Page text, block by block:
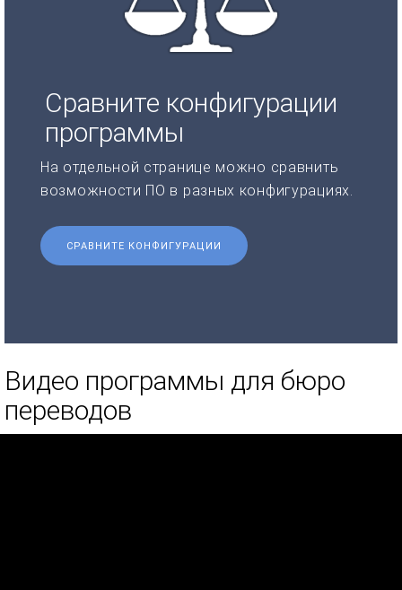
Сравните конфигурации
программы
На отдельной странице можно сравнить
возможности ПО в разных конфигурациях.
СРАВНИТЕ КОНФИГУРАЦИИ
Видео программы для бюро
переводов